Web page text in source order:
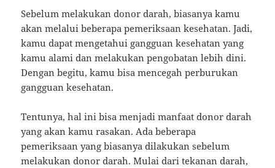
Sebelum melakukan donor darah, biasanya kamu
akan melalui beberapa pemeriksaan kesehatan. Jadi,
kamu dapat mengetahui gangguan kesehatan yang
kamu alami dan melakukan pengobatan lebih dini.
Dengan begitu, kamu bisa mencegah perburukan
gangguan kesehatan.
Tentunya, hal ini bisa menjadi manfaat donor darah
yang akan kamu rasakan. Ada beberapa
pemeriksaan yang biasanya dilakukan sebelum
melakukan donor darah. Mulai dari tekanan darah,